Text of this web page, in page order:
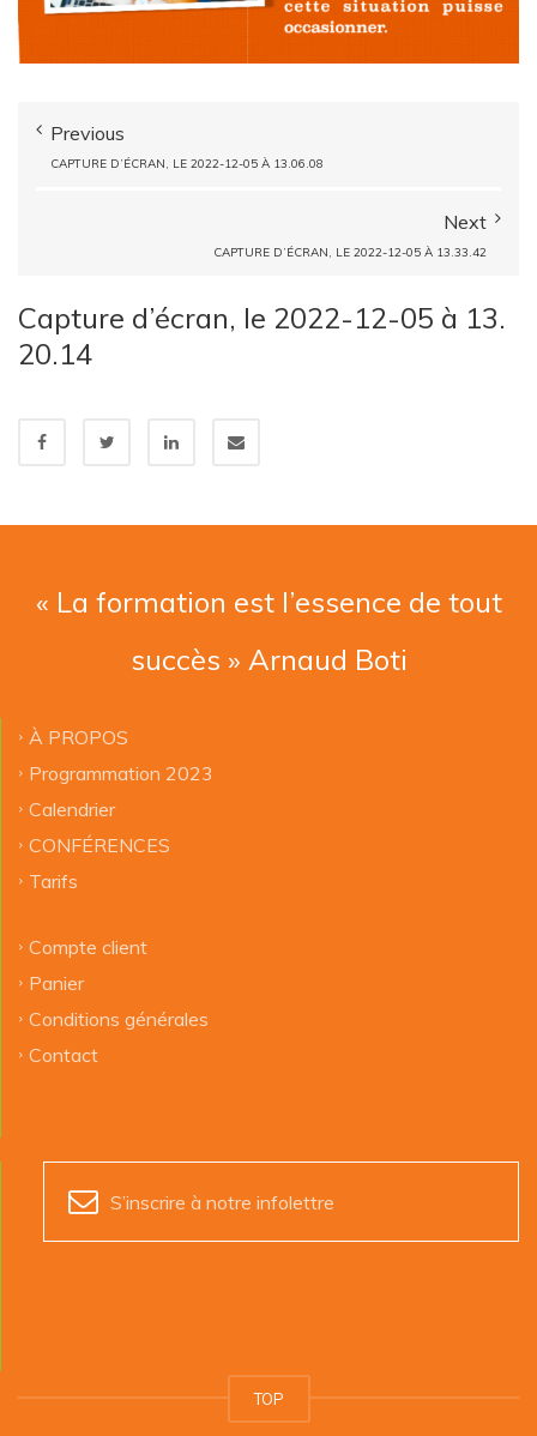
Previous
CAPTURE D’ÉCRAN, LE 2022-12-05 À 13.06.08
Next
CAPTURE D’ÉCRAN, LE 2022-12-05 À 13.33.42
Capture d’écran, le 2022-12-05 à 13.
20.14
« La formation est l’essence de tout
succès » Arnaud Boti
À PROPOS
Programmation 2023
Calendrier
CONFÉRENCES
Tarifs
Compte client
Panier
Conditions générales
Contact
S’inscrire à notre infolettre
TOP